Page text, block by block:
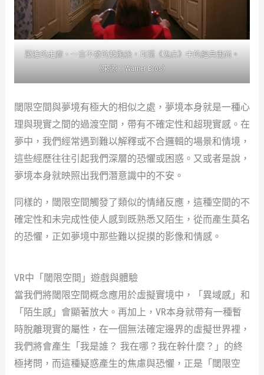
壓迫的走廊、一言不發的雙胞胎，可謂《鬼店》中的經典畫面。
（來源：Warner Bros）
閾限空間與夢境有極大的相似之處，夢境本身就是一種心
理與現實之間的過渡空間，帶有不確定性和超現實感。在
夢中，我們經常遇到難以解釋或不合邏輯的場景和情境，
這些經歷往往引起我們深層的恐懼或困惑。又或者是說，
夢境本身就映照出我們潛意識中的不安。
同樣的，閾限空間觸發了類似的情緒反應，這種空間的不
確定性和未完成性使人感到既熟悉又陌生，從而產生莫名
的恐懼，正如夢境中那些難以捉摸的影像和情感。
VR中「閾限空間」遊戲與體驗
當我們將閾限空間概念應用於虛擬實境中，「異域感」和
「陌生感」會顯著放大。再加上，VR本身就帶有一種暫
時脫離現實的屬性，在一個無法確定邊界的虛擬世界裡，
我們將會產生「我是誰？ 我在哪？我在幹什麼？」的終
極拷問，而這種疑惑產生的焦慮與恐懼，正是「閾限空